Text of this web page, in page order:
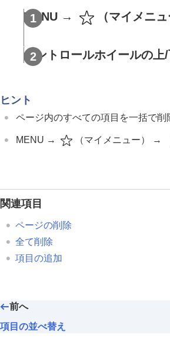
カメラをカスタマイズする
本機のカスタマイズ
よく使う機能をボタ
よく使う機能をファ
よく使う機能をマイ
項目の追加
ページの削除
再生する
カメラの設定を変更する
MENU → （マイメニュ
コントロールホイールの上
ヒント
ページ内のすべての項目を一括で
MENU → （マイメニュー） →
関連項目
ページの削除
全て削除
項目の追加
前へ
項目の並べ替え